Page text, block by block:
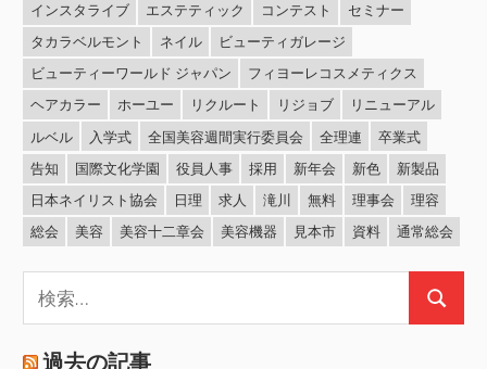
インスタライブ
エステティック コンテスト
セミナー
タカラベルモント
ネイル
ビューティガレージ
ビューティーワールド ジャパン
フィヨーレコスメティクス
ヘアカラー
ホーユー リクルート リジョブ
リニューアル
ルベル
入学式 全国美容週間実行委員会 全理連
卒業式
告知
国際文化学園 役員人事 採用 新年会 新色
新製品
日本ネイリスト協会
日理 求人 滝川 無料 理事会
理容
総会
美容 美容十二章会 美容機器 見本市 資料 通常総会
索:
検
過去の記事